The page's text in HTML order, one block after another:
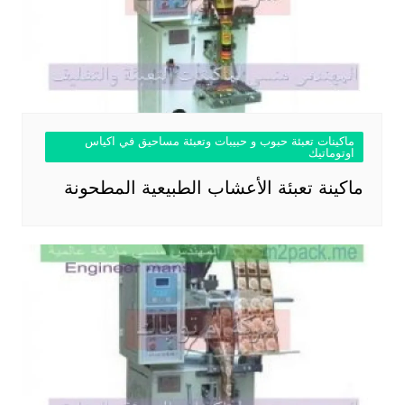
ماكينات تعبئة حبوب و حبيبات وتعبئة مساحيق في اكياس
اوتوماتيك
ماكينة تعبئة الأعشاب الطبيعية المطحونة